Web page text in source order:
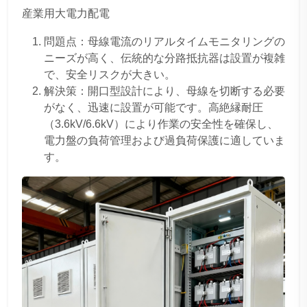
産業用大電力配電
問題点：母線電流のリアルタイムモニタリングの
ニーズが高く、伝統的な分路抵抗器は設置が複雑
で、安全リスクが大きい。
解決策：開口型設計により、母線を切断する必要
がなく、迅速に設置が可能です。高絶縁耐圧
（3.6kV/6.6kV）により作業の安全性を確保し、
電力盤の負荷管理および過負荷保護に適していま
す。